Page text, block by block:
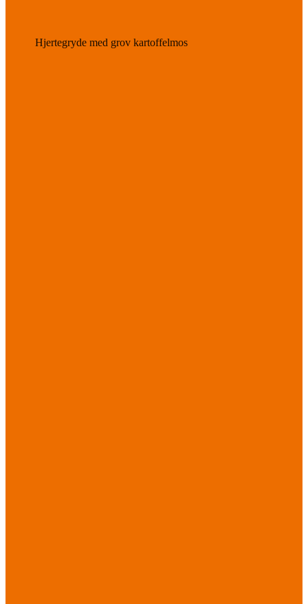
Hjertegryde med grov kartoffelmos